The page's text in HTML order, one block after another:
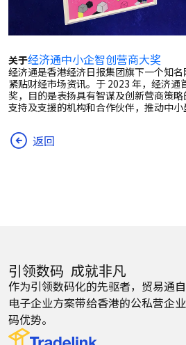
关于经济通中小企智创营商大奖
经济通是香港经济日报集团旗下一个知
紧贴财经市场资讯。于 2023 年，经济
奖，目的是表扬具有智谋及创新营商策
支持及支援的机构和合作伙伴，推动中小
返回
引领数码 成就非凡
作为引领数码化的先驱者，贸易通
电子企业方案带给香港的公私营企
码优势。